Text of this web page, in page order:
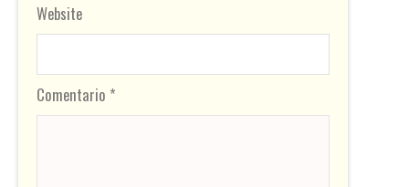
Website
Comentario *